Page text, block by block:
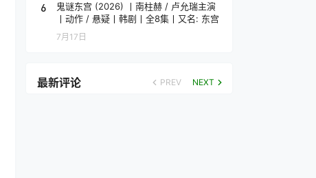
6
鬼谜东宫 (2026) 丨南柱赫 / 卢允瑞主演
丨动作 / 悬疑丨韩剧丨全8集丨又名: 东宫
7月17日
最新评论 PREV NEXT